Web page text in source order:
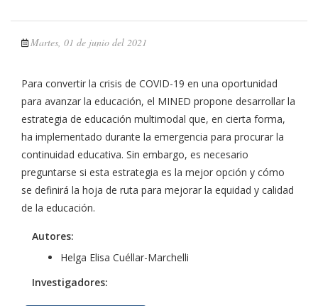
Martes, 01 de junio del 2021
Para convertir la crisis de COVID-19 en una oportunidad
para avanzar la educación, el MINED propone desarrollar la
estrategia de educación multimodal que, en cierta forma,
ha implementado durante la emergencia para procurar la
continuidad educativa. Sin embargo, es necesario
preguntarse si esta estrategia es la mejor opción y cómo
se definirá la hoja de ruta para mejorar la equidad y calidad
de la educación.
Autores:
Helga Elisa Cuéllar-Marchelli
Investigadores: